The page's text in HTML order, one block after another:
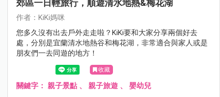
郊區一日輕旅行，順遊清水地熱&梅花湖
作者：KiKi媽咪
您多久沒有出去戶外走走啦？KiKi要和大家分享兩個好去
處，分別是宜蘭清水地熱谷和梅花湖，非常適合與家人或是
朋友們一去同遊的地方！
收藏
關鍵字： 親子景點 、 親子旅遊 、 嬰幼兒